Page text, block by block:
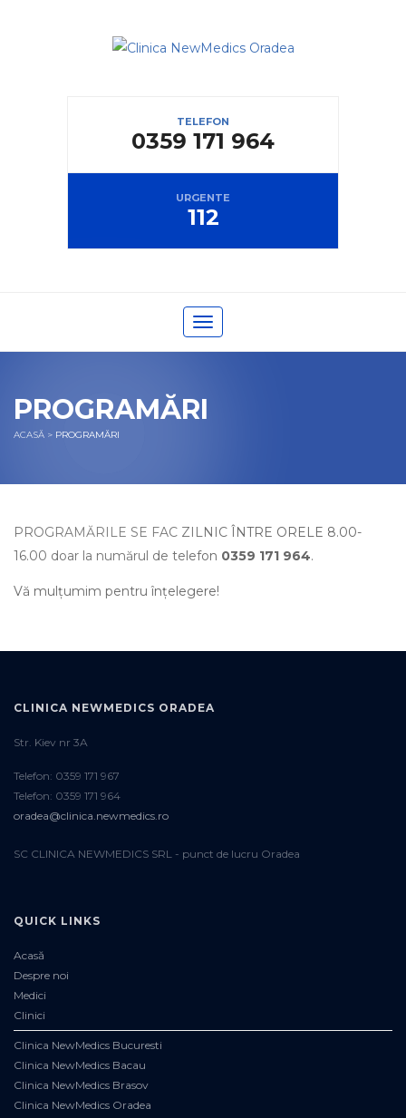
TELEFON
0359 171 964
URGENTE
112
Toggle navigation
PROGRAMĂRI
ACASĂ > PROGRAMĂRI
PROGRAMĂRILE SE FAC ZILNIC ÎNTRE ORELE 8.00-
16.00 doar la numărul de telefon 0359 171 964.
Vă mulțumim pentru înțelegere!
CLINICA NEWMEDICS ORADEA
Str. Kiev nr 3A
Telefon: 0359 171 967
Telefon: 0359 171 964
oradea@clinica.newmedics.ro
SC CLINICA NEWMEDICS SRL - punct de lucru Oradea
QUICK LINKS
Acasă
Despre noi
Medici
Clinici
Clinica NewMedics Bucuresti
Clinica NewMedics Bacau
Clinica NewMedics Brasov
Clinica NewMedics Oradea